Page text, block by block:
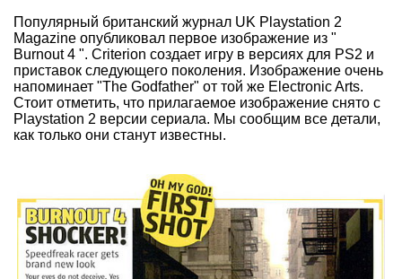
Популярный британский журнал UK Playstation 2
Magazine опубликовал первое изображение из "
Burnout 4 ". Criterion создает игру в версиях для PS2 и
приставок следующего поколения. Изображение очень
напоминает "The Godfather" от той же Electronic Arts.
Стоит отметить, что прилагаемое изображение снято с
Playstation 2 версии сериала. Мы сообщим все детали,
как только они станут известны.